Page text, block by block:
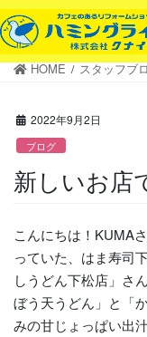
コ
ン
テ
ナ
ビ
ゲ
HOME スタッフブ
2022年9月2日
ブログ
新しいお店
こんにちは！KUMA
っていた、はま寿司
しうどん下松店」さ
ぼう天うどん」と「
みの甘じょっぱい出